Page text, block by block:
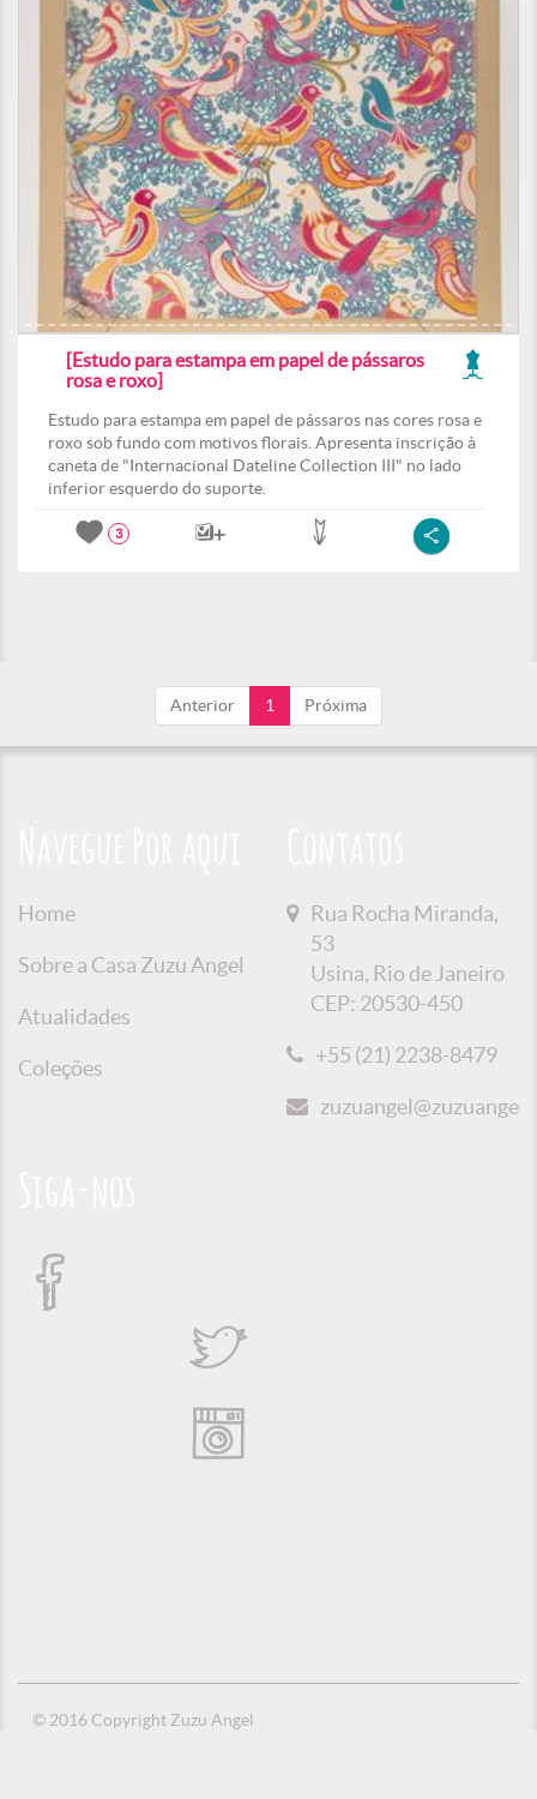
[Estudo para estampa em papel de pássaros
rosa e roxo]
Estudo para estampa em papel de pássaros nas cores rosa e
roxo sob fundo com motivos florais. Apresenta inscrição à
caneta de "Internacional Dateline Collection III" no lado
inferior esquerdo do suporte.
3
Anterior 1 Próxima
Home
Sobre a Casa Zuzu Angel
Atualidades
Coleções
Rua Rocha Miranda,
53
Usina, Rio de Janeiro
CEP: 20530-450
+55 (21) 2238-8479
© 2016 Copyright Zuzu Angel